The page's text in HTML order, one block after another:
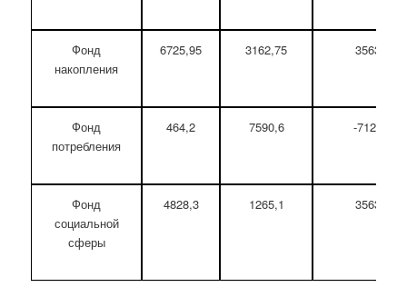
Фонд
накопления
6725,95 3162,75 3563,2
Фонд
потребления
464,2 7590,6 -7126,4
Фонд
социальной
сферы
4828,3 1265,1 3563,2